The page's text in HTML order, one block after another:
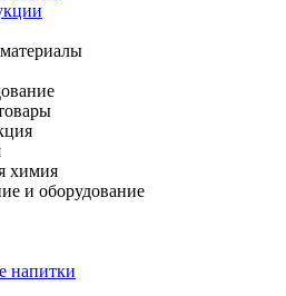
химия
и оборудование
напитки